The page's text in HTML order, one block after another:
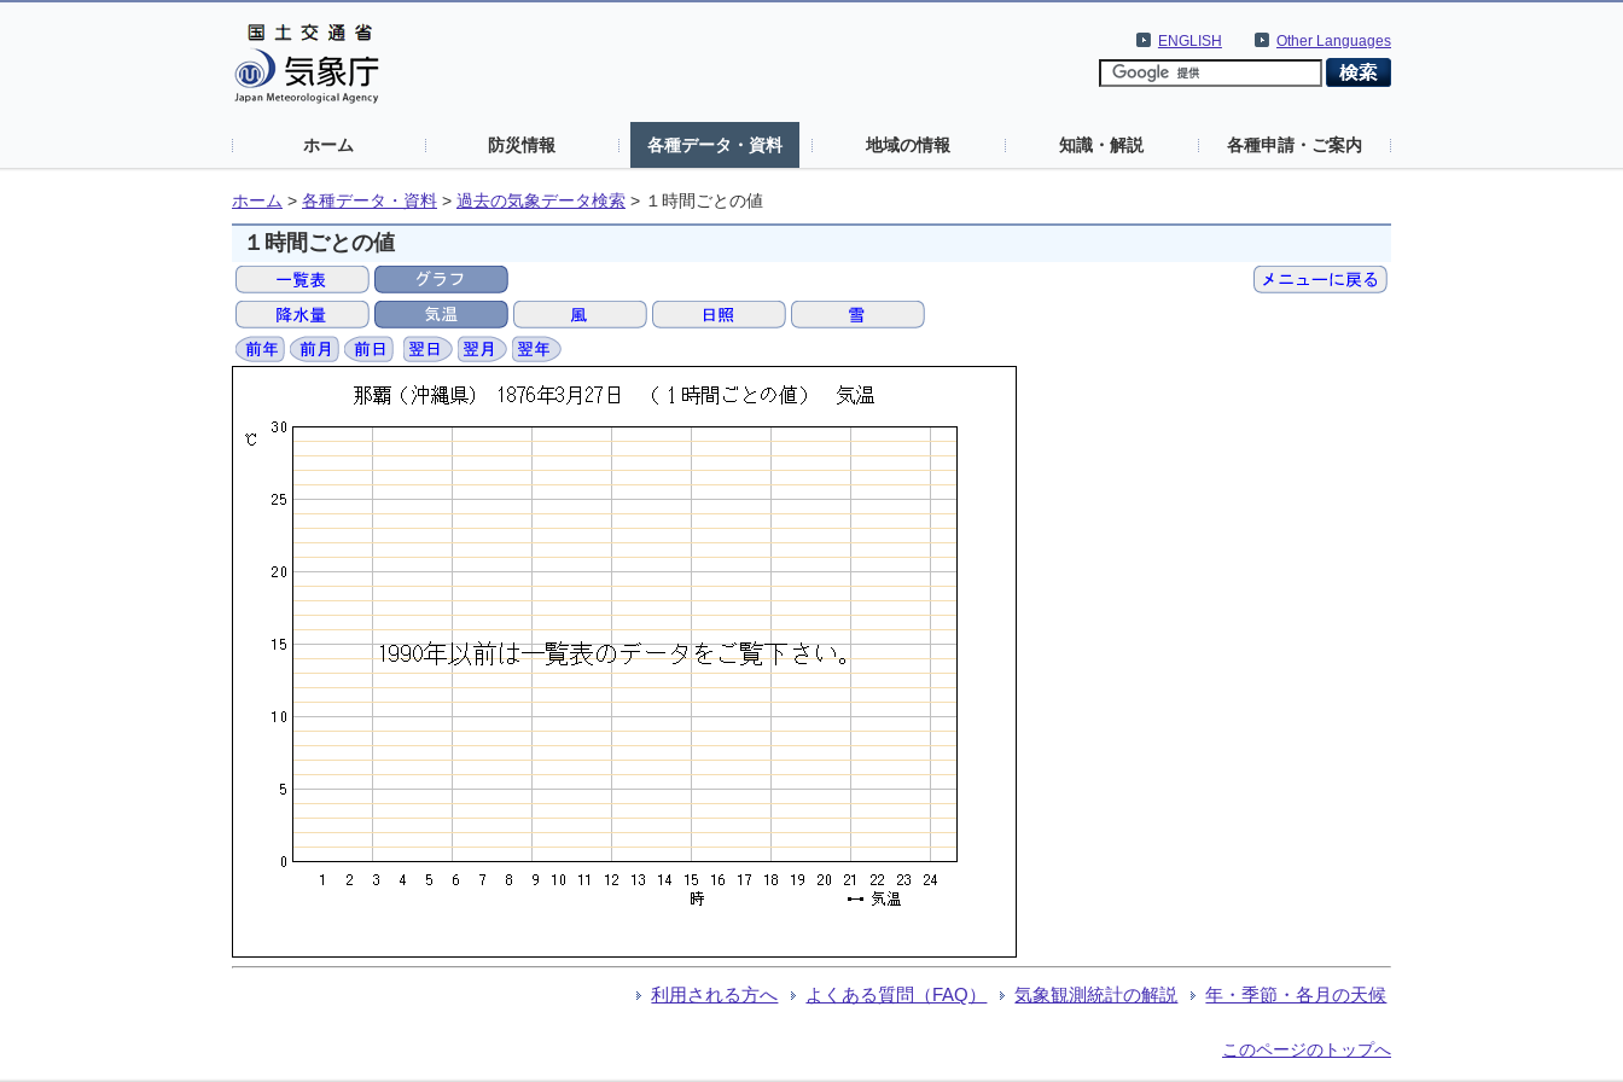
Other Languages
ENGLISH
ホーム 防災情報 各種データ・資料 地域の情報 知識・解説 各種申請・ご案内
ホーム > 各種データ・資料 > 過去の気象データ検索 > １時間ごとの値
１時間ごとの値
利用される方へ よくある質問（FAQ） 気象観測統計の解説 年・季節・各月の天候
このページのトップへ